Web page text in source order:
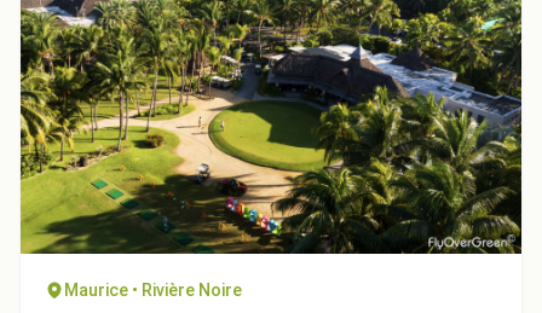
Maurice • Rivière Noire